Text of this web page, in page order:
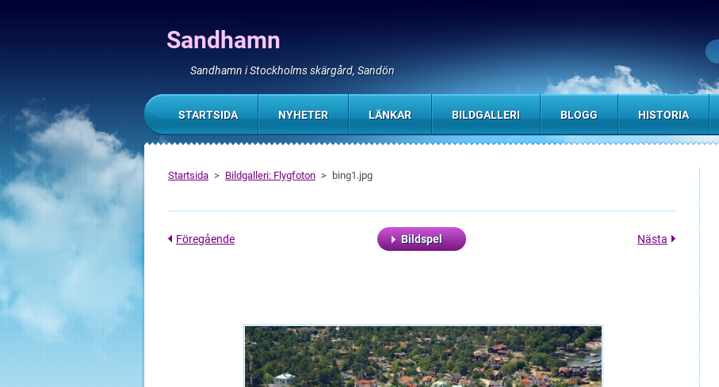
Sandhamn
Sandhamn i Stockholms skärgård, Sandön
Startsida > Bildgalleri: Flygfoton > bing1.jpg
Föregående Bildspel Nästa
STARTSIDA NYHETER LÄNKAR BILDGALLERI BLOGG HISTORIA